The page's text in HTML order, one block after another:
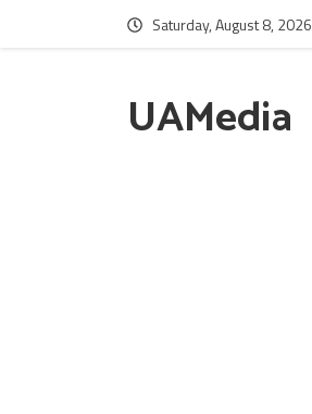
Saturday, August 8, 2026
UAMedia